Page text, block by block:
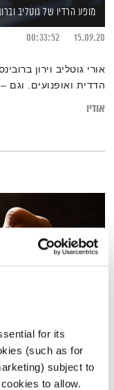
for its
(such as for
subject to
to allow.
מופע הרדיו של גוטליב
15.09.20
00:33:52
אורי גוטליב וירון
הדדית ואופנועים. וגם –
אודיו
פרנס בדרך הביתה – 25.1.22
פרנס בדרך הביתה